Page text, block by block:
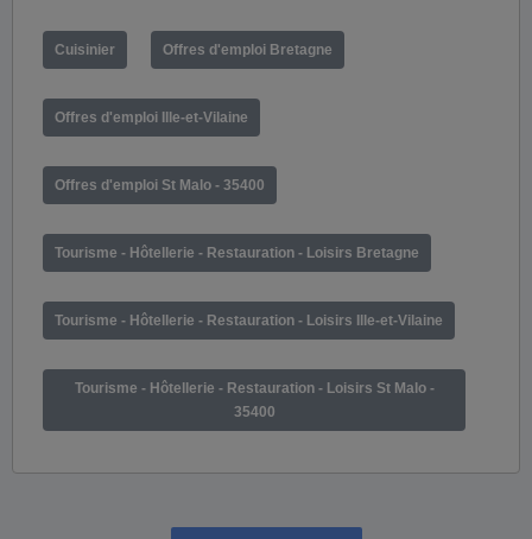
Cuisinier Offres d'emploi Bretagne
Offres d'emploi Ille-et-Vilaine
Offres d'emploi St Malo - 35400
Tourisme - Hôtellerie - Restauration - Loisirs Bretagne
Tourisme - Hôtellerie - Restauration - Loisirs Ille-et-Vilaine
Tourisme - Hôtellerie - Restauration - Loisirs St Malo -
35400